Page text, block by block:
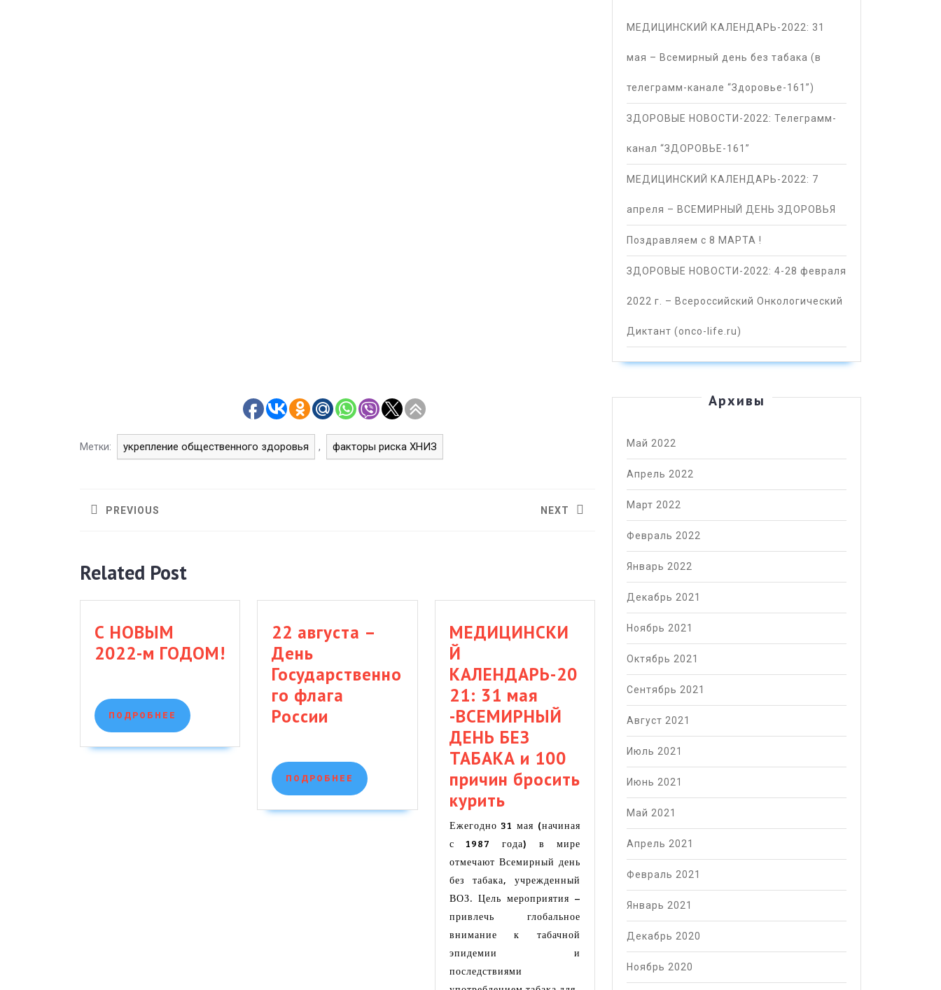
Метки: укрепление общественного здоровья , факторы риска ХНИЗ
по
PREVIOUS NEXT
Related Post
С НОВЫМ
2022-м ГОДОМ!
НОВЫМ
2022-
ПОДРОБНЕЕ ПОДРОБНЕЕ
22 августа –
День
Государственно
го флага
России
–
День
Государственного
флага
ПОДРОБНЕЕ ПОДРОБНЕЕ
МЕДИЦИНСКИ
Й
КАЛЕНДАРЬ-20
21: 31 мая
-ВСЕМИРНЫЙ
ДЕНЬ БЕЗ
ТАБАКА и 100
причин бросить
куритьМЕДИЦИНСКИЙ
КАЛЕНДАРЬ-2021:
31
мая
-ВСЕМИРНЫЙ
ДЕНЬ
БЕЗ
и
Ежегодно 31 мая (начиная
с 1987 года) в мире
отмечают Всемирный день
без табака, учрежденный
ВОЗ. Цель мероприятия –
привлечь глобальное
внимание к табачной
эпидемии и
последствиями
МЕДИЦИНСКИЙ КАЛЕНДАРЬ-2022: 31
мая – Всемирный день без табака (в
телеграмм-канале “Здоровье-161”)
ЗДОРОВЫЕ НОВОСТИ-2022: Телеграмм-
канал “ЗДОРОВЬЕ-161”
МЕДИЦИНСКИЙ КАЛЕНДАРЬ-2022: 7
апреля – ВСЕМИРНЫЙ ДЕНЬ ЗДОРОВЬЯ
Поздравляем с 8 МАРТА !
ЗДОРОВЫЕ НОВОСТИ-2022: 4-28 февраля
2022 г. – Всероссийский Онкологический
Диктант (onco-life.ru)
Архивы
Май 2022
Апрель 2022
Март 2022
Февраль 2022
Январь 2022
Декабрь 2021
Ноябрь 2021
Октябрь 2021
Сентябрь 2021
Август 2021
Июль 2021
Июнь 2021
Май 2021
Апрель 2021
Февраль 2021
Январь 2021
Декабрь 2020
Ноябрь 2020